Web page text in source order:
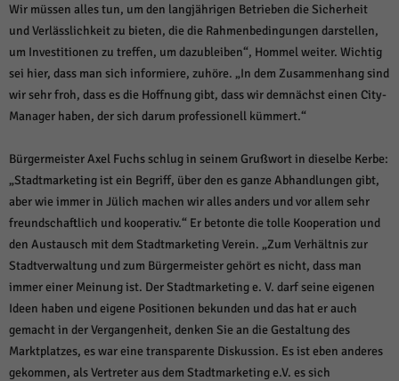
Wir müssen alles tun, um den langjährigen Betrieben die Sicherheit
und Verlässlichkeit zu bieten, die die Rahmenbedingungen darstellen,
um Investitionen zu treffen, um dazubleiben“, Hommel weiter. Wichtig
sei hier, dass man sich informiere, zuhöre. „In dem Zusammenhang sind
wir sehr froh, dass es die Hoffnung gibt, dass wir demnächst einen City-
Manager haben, der sich darum professionell kümmert.“
Bürgermeister Axel Fuchs schlug in seinem Grußwort in dieselbe Kerbe:
„Stadtmarketing ist ein Begriff, über den es ganze Abhandlungen gibt,
aber wie immer in Jülich machen wir alles anders und vor allem sehr
freundschaftlich und kooperativ.“ Er betonte die tolle Kooperation und
den Austausch mit dem Stadtmarketing Verein. „Zum Verhältnis zur
Stadtverwaltung und zum Bürgermeister gehört es nicht, dass man
immer einer Meinung ist. Der Stadtmarketing e. V. darf seine eigenen
Ideen haben und eigene Positionen bekunden und das hat er auch
gemacht in der Vergangenheit, denken Sie an die Gestaltung des
Marktplatzes, es war eine transparente Diskussion. Es ist eben anderes
gekommen, als Vertreter aus dem Stadtmarketing e.V. es sich